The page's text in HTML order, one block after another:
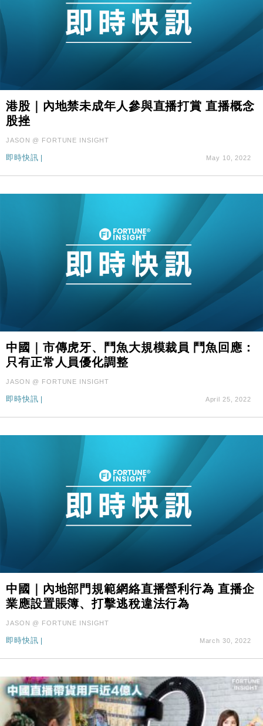
港股｜內地禁未成年人參與直播打賞 直播概念
股挫
JASON @ FORTUNE INSIGHT
即時快訊 | May 10, 2022
中國｜市傳虎牙、鬥魚大規模裁員 鬥魚回應：
只有正常人員優化調整
JASON @ FORTUNE INSIGHT
即時快訊 | April 25, 2022
中國｜內地部門規範網絡直播營利行為 直播企
業應設置賬簿、打擊逃稅違法行為
JASON @ FORTUNE INSIGHT
即時快訊 March 30, 2022